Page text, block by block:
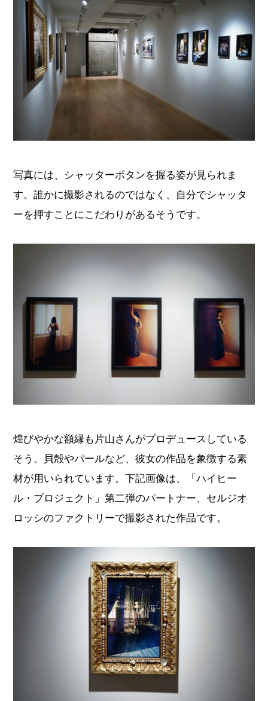
写真には、シャッターボタンを握る姿が見られま
す。誰かに撮影されるのではなく、自分でシャッタ
ーを押すことにこだわりがあるそうです。
煌びやかな額縁も片山さんがプロデュースしている
そう。貝殻やパールなど、彼女の作品を象徴する素
材が用いられています。下記画像は、「ハイヒー
ル・プロジェクト」第二弾のパートナー、セルジオ
ロッシのファクトリーで撮影された作品です。